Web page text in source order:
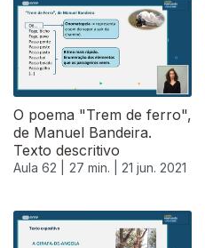
O poema "Trem de ferro",
de Manuel Bandeira.
Texto descritivo
Aula 62 | 27 min. | 21 jun. 2021